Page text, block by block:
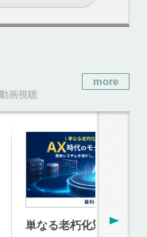
画視聴
more
単なる老朽化対策を超